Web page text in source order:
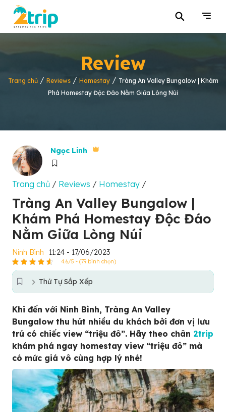
⚲
Review
Trang chủ/ Reviews/ Homestay/ Tràng An Valley Bungalow | Khám
Phá Homestay Độc Đáo Nằm Giữa Lòng Núi
Ngọc Linh
Trang chủ / Reviews / Homestay /
Tràng An Valley Bungalow |
Khám Phá Homestay Độc Đáo
Nằm Giữa Lòng Núi
Ninh Bình 11:24 - 17/06/2023
4.6/5 - (79 bình chọn)
Thứ Tự Sắp Xếp
Khi đến với Ninh Bình, Tràng An Valley
Bungalow thu hút nhiều du khách bởi đơn vị lưu
trú có chiếc view “triệu đô”. Hãy theo chân 2trip
khám phá ngay homestay view “triệu đô” mà
có mức giá vô cùng hợp lý nhé!